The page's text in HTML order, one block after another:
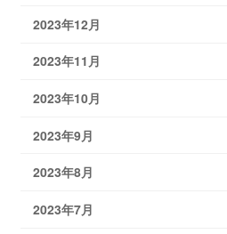
2023年12月
2023年11月
2023年10月
2023年9月
2023年8月
2023年7月